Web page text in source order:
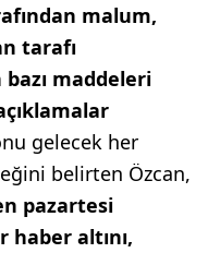
malum,
tarafı
maddeleri
gelecek her
belirten Özcan,
pazartesi
haber altını,